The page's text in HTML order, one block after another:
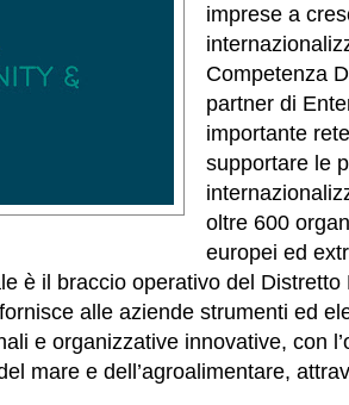
imprese a
Competenza
partner di
importante
supportare le
oltre 600
europei ed
è il braccio operativo del
alle aziende strumenti ed
e organizzative innovative, con
mare e dell’agroalimentare,